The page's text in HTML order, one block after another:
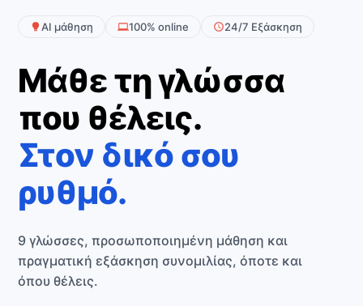
AI μάθηση 100% online 24/7 Εξάσκηση
Μάθε τη γλώσσα
που θέλεις.
Στον δικό σου
ρυθμό.
9 γλώσσες, προσωποποιημένη μάθηση και
πραγματική εξάσκηση συνομιλίας, όποτε και
όπου θέλεις.